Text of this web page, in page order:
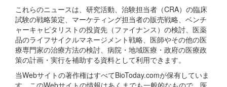
これらのニュースは、研究活動、治験担当者（CRA）の臨床
試験の戦略策定、マーケティング担当者の販売戦略、ベンチ
ャーキャピタリストの投資先（ファイナンス）の検討、医薬
品のライフサイクルマネージメント戦略、医師やその他の医
療専門家の治療方法の検討、病院・地域医療・政府の医療政
策の計画・実行を補助する資料として利用できます。
当Webサイトの著作権はすべてBioToday.comが保有していま